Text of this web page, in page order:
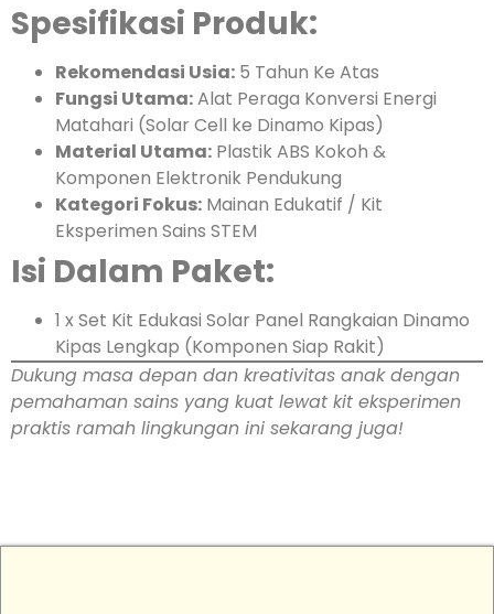
Spesifikasi Produk:
Rekomendasi Usia: 5 Tahun Ke Atas
Fungsi Utama:Alat Peraga Konversi Energi
Matahari (Solar Cell ke Dinamo Kipas)
Material Utama: Plastik ABS Kokoh &
Komponen Elektronik Pendukung
Kategori Fokus: Mainan Edukatif / Kit
Eksperimen Sains STEM
Isi Dalam Paket:
1 x Set Kit Edukasi Solar Panel Rangkaian Dinamo
Kipas Lengkap (Komponen Siap Rakit)
Dukung masa depan dan kreativitas anak dengan
pemahaman sains yang kuat lewat kit eksperimen
praktis ramah lingkungan ini sekarang juga!